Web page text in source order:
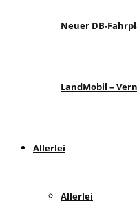
Neuer DB-
LandMobil –
Allerlei
Allerlei